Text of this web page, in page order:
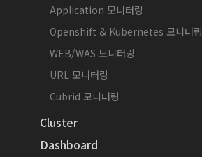
Application 모니터링
Openshift & Kubernetes 모니터링
WEB/WAS 모니터링
URL 모니터링
Cubrid 모니터링
Cluster
Dashboard